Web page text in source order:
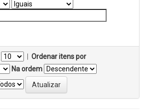
Ordenar itens por
Na ordem